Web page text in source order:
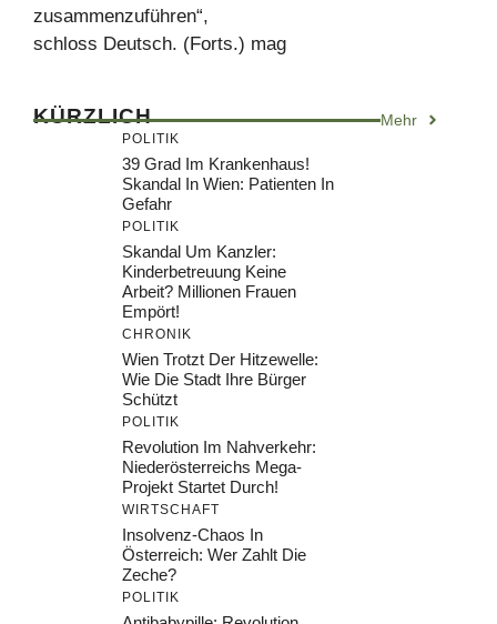
zusammenzuführen“,
schloss Deutsch. (Forts.) mag
KÜRZLICH Mehr
POLITIK
39 Grad Im Krankenhaus!
Skandal In Wien: Patienten In
Gefahr
POLITIK
Skandal Um Kanzler:
Kinderbetreuung Keine
Arbeit? Millionen Frauen
Empört!
CHRONIK
Wien Trotzt Der Hitzewelle:
Wie Die Stadt Ihre Bürger
Schützt
POLITIK
Revolution Im Nahverkehr:
Niederösterreichs Mega-
Projekt Startet Durch!
WIRTSCHAFT
Insolvenz-Chaos In
Österreich: Wer Zahlt Die
Zeche?
POLITIK